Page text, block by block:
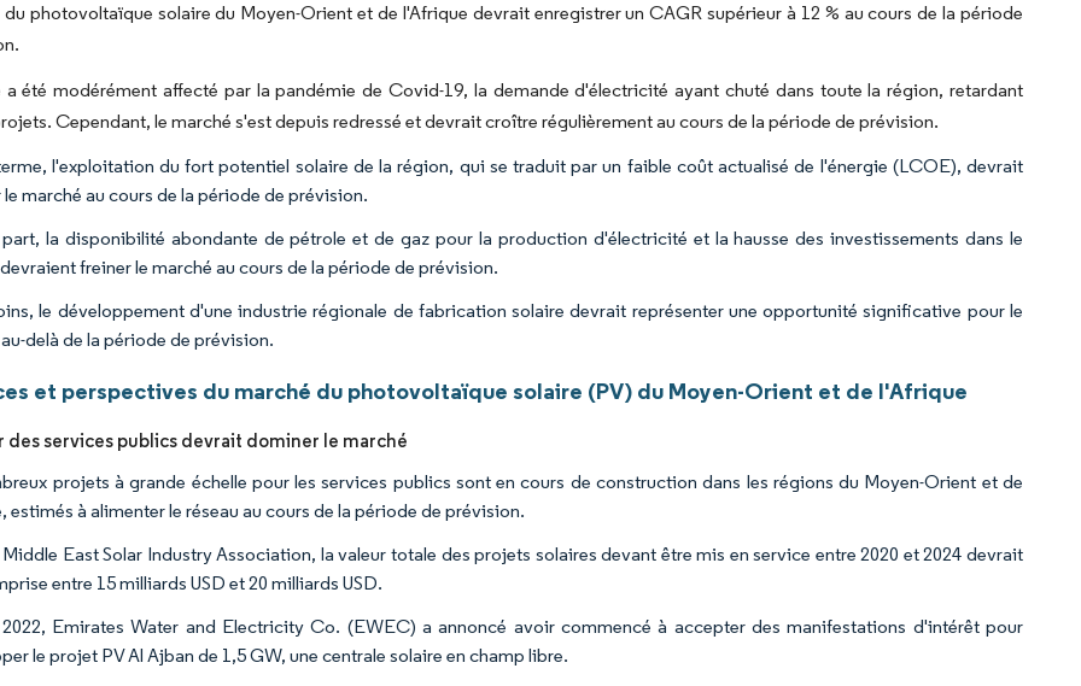
du photovoltaïque solaire du Moyen-Orient et de l'Afrique devrait enregistrer un CAGR supérieur à 12 % au cours de la période
a été modérément affecté par la pandémie de Covid-19, la demande d'électricité ayant chuté dans toute la région, retardant
Cependant, le marché s'est depuis redressé et devrait croître régulièrement au cours de la période de prévision.
l'exploitation du fort potentiel solaire de la région, qui se traduit par un faible coût actualisé de l'énergie (LCOE), devrait
marché au cours de la période de prévision.
la disponibilité abondante de pétrole et de gaz pour la production d'électricité et la hausse des investissements dans le
freiner le marché au cours de la période de prévision.
le développement d'une industrie régionale de fabrication solaire devrait représenter une opportunité significative pour le
delà de la période de prévision.
et perspectives du marché du photovoltaïque solaire (PV) du Moyen-Orient et de l'Afrique
des services publics devrait dominer le marché
projets à grande échelle pour les services publics sont en cours de construction dans les régions du Moyen-Orient et de
estimés à alimenter le réseau au cours de la période de prévision.
Middle East Solar Industry Association, la valeur totale des projets solaires devant être mis en service entre 2020 et 2024 devrait
entre 15 milliards USD et 20 milliards USD.
Emirates Water and Electricity Co. (EWEC) a annoncé avoir commencé à accepter des manifestations d'intérêt pour
le projet PV Al Ajban de 1,5 GW, une centrale solaire en champ libre.